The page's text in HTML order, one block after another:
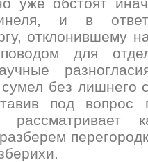
и в
отклонившему
для
без лишнего
под вопрос